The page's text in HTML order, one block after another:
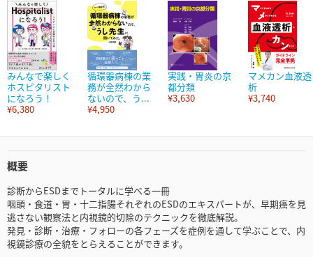
みんなで楽しく
ホスピタリスト
になろう！
¥6,380
循環器病棟の業
務が全然わから
ないので、う...
¥4,950
実践・胃炎の京
都分類
¥3,630
マメカン血液透
析
¥3,740
概要
診断からESDまでトータルに学べる一冊
咽頭・食道・胃・十二指腸それぞれのESDのエキスパートが、早期癌を見
逃さない観察法と内視鏡的切除のテクニックを徹底解説。
発見・診断・治療・フォローの各フェーズを症例を通して学ぶことで、内
視鏡診療の全貌をとらえることができます。